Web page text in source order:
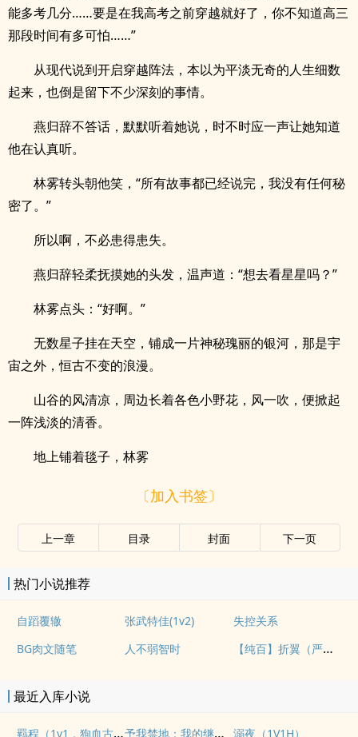
能多考几分……要是在我高考之前穿越就好了，你不知道高三
那段时间有多可怕……”
从现代说到开启穿越阵法，本以为平淡无奇的人生细数
起来，也倒是留下不少深刻的事情。
燕归辞不答话，默默听着她说，时不时应一声让她知道
他在认真听。
林雾转头朝他笑，“所有故事都已经说完，我没有任何秘
密了。”
所以啊，不必患得患失。
燕归辞轻柔抚摸她的头发，温声道：“想去看星星吗？”
林雾点头：“好啊。”
无数星子挂在天空，铺成一片神秘瑰丽的银河，那是宇
宙之外，恒古不变的浪漫。
山谷的风清凉，周边长着各色小野花，风一吹，便掀起
一阵浅淡的清香。
地上铺着毯子，林雾
〔加入书签〕
上一章 目录 封面 下一页
热门小说推荐
自蹈覆辙 张武特佳(1v2)
失控关系
BG肉文随笔
人不弱智时 【纯百】折翼（严厉上司是小鸟）
最近入库小说
羁程（1v1，狗血古早） 予我禁地：我的继子不对劲 溺夜（1V1H）